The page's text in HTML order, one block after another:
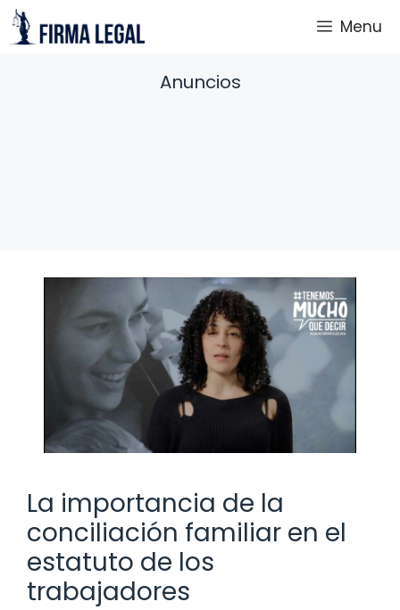
Saltar
al
Menu
Anuncios
La importancia de la
conciliación familiar en el
estatuto de los
trabajadores